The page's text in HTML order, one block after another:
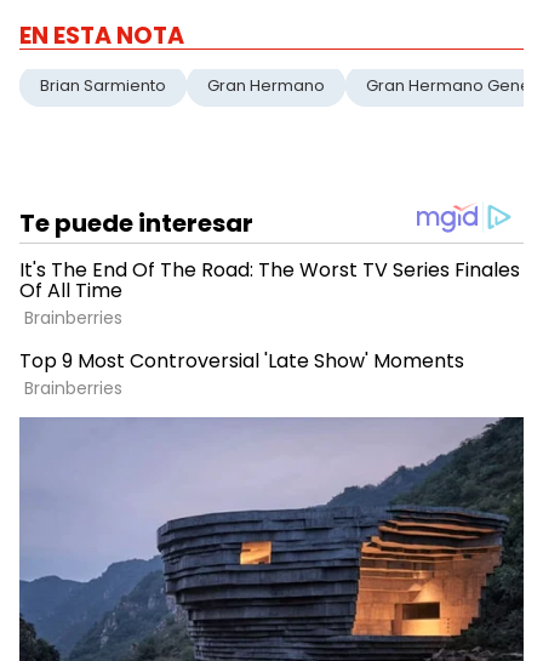
EN ESTA NOTA
Brian Sarmiento Gran Hermano Gran Hermano